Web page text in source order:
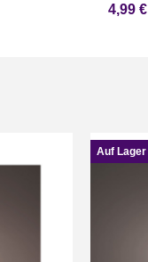
4,99 €
Auf Lager